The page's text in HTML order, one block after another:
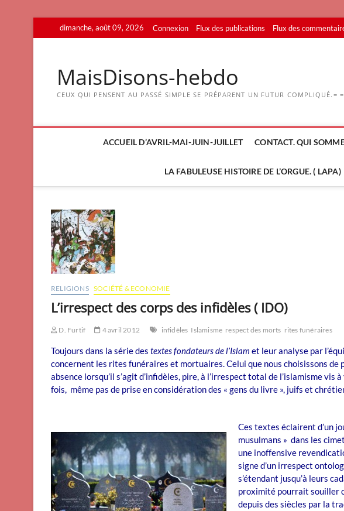
to
dimanche, août 09, 2026 Connexion Flux des publications Flux des
MaisDisons-hebdo
CEUX QUI PENSENT AU PASSÉ SIMPLE SE PRÉPARENT UN FUTUR
ACCUEIL D’AVRIL-MAI-JUIN-JUILLET CONTACT. QUI
LA FABULEUSE HISTOIRE DE L’ORGUE. ( LAPA)
RELIGIONS SOCIÉTÉ & ECONOMIE
L’irrespect des corps des infidèles ( IDO)
D. Furtif 4 avril 2012 infidèles Islamisme respect des morts rites funéraires
Toujours dans la série des textes fondateurs de l’Islam et leur analyse par
concernent les rites funéraires et mortuaires. Celui que nous choisissons de
absence lorsqu’il s’agit d’infidèles, pire, à l’irrespect total de l’islamisme vis
fois, même pas de prise en considération des « gens du livre », juifs et
Ces textes éclairent d’un
musulmans » dans les
une inoffensive
signe d’un irrespect
s’étendant jusqu’à leurs
proximité pourrait souiller
depuis des siècles par la